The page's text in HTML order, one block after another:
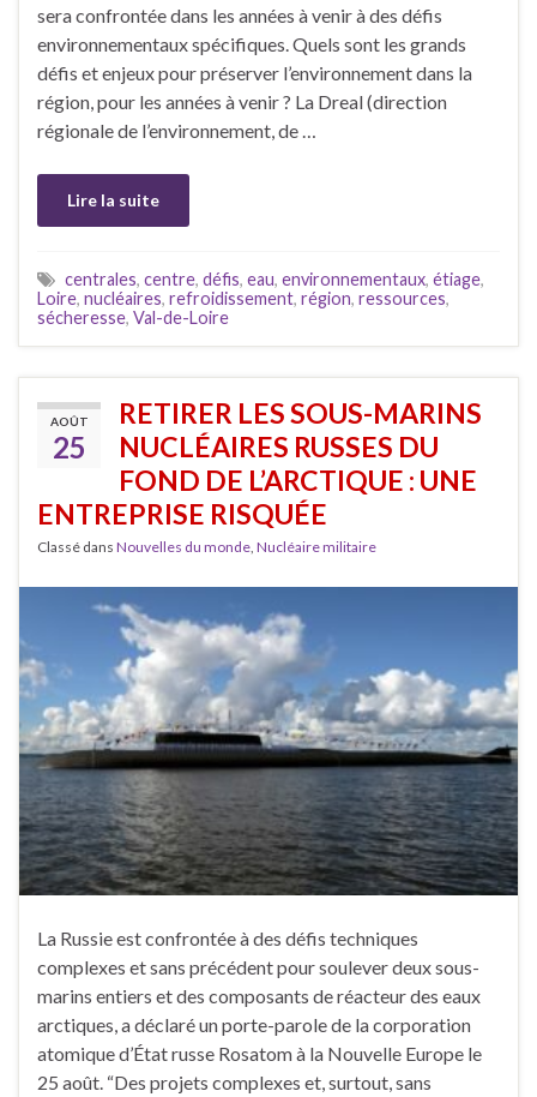
sera confrontée dans les années à venir à des défis
environnementaux spécifiques. Quels sont les grands
défis et enjeux pour préserver l’environnement dans la
région, pour les années à venir ? La Dreal (direction
régionale de l’environnement, de …
Lire la suite
centrales, centre, défis, eau, environnementaux, étiage,
Loire, nucléaires, refroidissement, région, ressources,
sécheresse, Val-de-Loire
AOÛT
25
RETIRER LES SOUS-MARINS
NUCLÉAIRES RUSSES DU
FOND DE L’ARCTIQUE : UNE
ENTREPRISE RISQUÉE
Classé dans Nouvelles du monde, Nucléaire militaire
La Russie est confrontée à des défis techniques
complexes et sans précédent pour soulever deux sous-
marins entiers et des composants de réacteur des eaux
arctiques, a déclaré un porte-parole de la corporation
atomique d’État russe Rosatom à la Nouvelle Europe le
25 août. “Des projets complexes et, surtout, sans